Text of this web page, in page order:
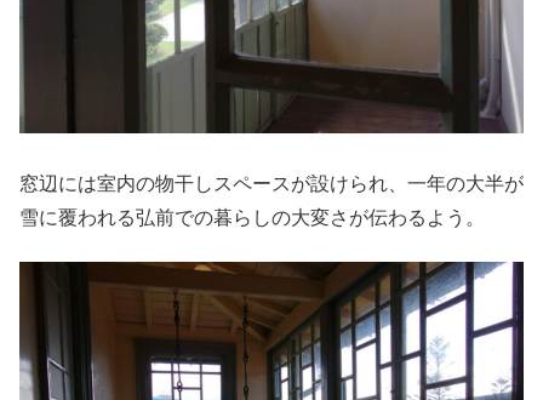
窓辺には室内の物干しスペースが設けられ、一年の大半が
雪に覆われる弘前での暮らしの大変さが伝わるよう。